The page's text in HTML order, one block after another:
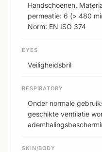
Handschoenen,
permeatie: 6 (> 480
Norm: EN ISO 374
EYES
Veiligheidsbril
RESPIRATORY
Onder normale
geschikte ventilatie
SKIN/BODY